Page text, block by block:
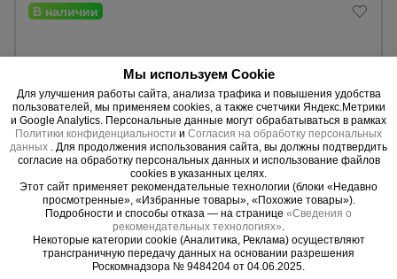
0 отзывов
Пресс-ножницы комбинированные TeaM QA32-14
Напряжение:
и садовые
Лестницы
и
стремянки
Штукатурные
комплекты
Мы используем Cookie
Для улучшения работы сайта, анализа трафика и повышения удобства
пользователей, мы применяем cookies, а также счетчики Яндекс.Метрики
и Google Analytics. Персональные данные могут обрабатываться в рамках
Политики конфиденциальности и Согласия на обработку персональных
данных
. Для продолжения использования сайта, вы должны подтвердить
согласие на обработку персональных данных и использование файлов
cookies в указанных целях.
Этот сайт применяет рекомендательные технологии (блоки «Недавно
просмотренные», «Избранные товары», «Похожие товары»).
Подробности и способы отказа — на странице «Сведения о
рекомендательных технологиях»
Некоторые категории cookie (Аналитика, Реклама) осуществляют
трансграничную передачу данных на основании разрешения
Роскомнадзора № 9484204 от 04.06.2025.